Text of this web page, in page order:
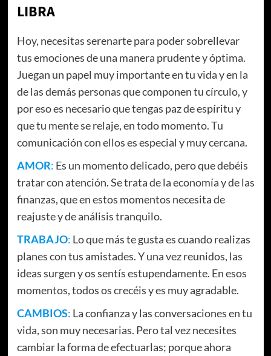
LIBRA
Hoy, necesitas serenarte para poder sobrellevar
tus emociones de una manera prudente y óptima.
Juegan un papel muy importante en tu vida y en la
de las demás personas que componen tu círculo, y
por eso es necesario que tengas paz de espíritu y
que tu mente se relaje, en todo momento. Tu
comunicación con ellos es especial y muy cercana.
AMOR: Es un momento delicado, pero que debéis
tratar con atención. Se trata de la economía y de las
finanzas, que en estos momentos necesita de
reajuste y de análisis tranquilo.
TRABAJO: Lo que más te gusta es cuando realizas
planes con tus amistades. Y una vez reunidos, las
ideas surgen y os sentís estupendamente. En esos
momentos, todos os crecéis y es muy agradable.
CAMBIOS: La confianza y las conversaciones en tu
vida, son muy necesarias. Pero tal vez necesites
cambiar la forma de efectuarlas; porque ahora